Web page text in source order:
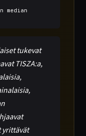
tukevat
TISZA:a,
yrittävät